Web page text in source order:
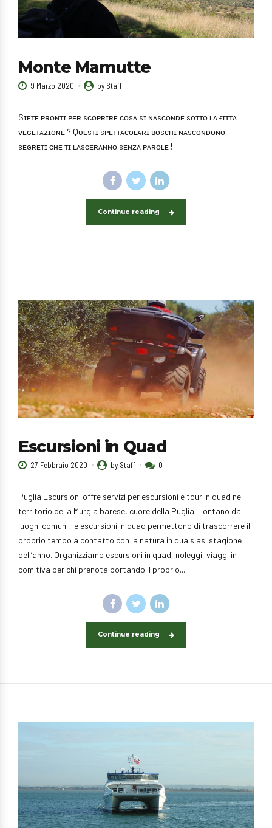
Monte Mamutte
9 Marzo 2020 by Staff
Sɪᴇᴛᴇ ᴘʀᴏɴᴛɪ ᴘᴇʀ sᴄᴏᴘʀɪʀᴇ ᴄᴏsᴀ sɪ ɴᴀsᴄᴏɴᴅᴇ sᴏᴛᴛᴏ ʟᴀ ғɪᴛᴛᴀ
ᴠᴇɢᴇᴛᴀᴢɪᴏɴᴇ ? Qᴜᴇsᴛɪ sᴘᴇᴛᴛᴀᴄᴏʟᴀʀɪ ʙᴏsᴄʜɪ ɴᴀsᴄᴏɴᴅᴏɴᴏ
sᴇɢʀᴇᴛɪ ᴄʜᴇ ᴛɪ ʟᴀsᴄᴇʀᴀɴɴᴏ sᴇɴᴢᴀ ᴘᴀʀᴏʟᴇ !
Continue reading
Escursioni in Quad
27 Febbraio 2020 by Staff 0
Puglia Escursioni offre servizi per escursioni e tour in quad nel
territorio della Murgia barese, cuore della Puglia. Lontano dai
luoghi comuni, le escursioni in quad permettono di trascorrere il
proprio tempo a contatto con la natura in qualsiasi stagione
dell’anno. Organizziamo escursioni in quad, noleggi, viaggi in
comitiva per chi prenota portando il proprio...
Continue reading